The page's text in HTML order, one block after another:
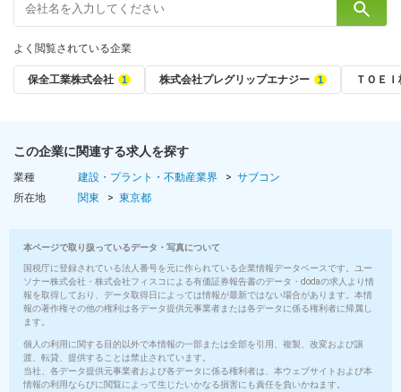
よく閲覧されている企業
保全工業株式会社 株式会社プレグリップエナジー ＴＯＥ
この企業に関連する求人を探す
業種 建設・プラント・不動産業界
サブコン
所在地
関東 東京都
本ページで取り扱っているデータ・写真について
国税庁に登録されている法人番号を元に作られている企業情報データベースです。ユー
ソナー株式会社・株式会社フィスコによる有価証券報告書のデータ・dodaの求人より情
報を取得しており、データ取得日によっては情報が最新ではない場合があります。本情
報の著作権その他の権利は各データ提供元事業者または各データに係る権利者に帰属し
ます。
個人の利用に関する目的以外で本情報の一部または全部を引用、複製、改変および譲
渡、転貸、提供することは禁止されています。
当社、各データ提供元事業者および各データに係る権利者は、本ウェブサイトおよび本
情報の利用ならびに閲覧によって生じたいかなる損害にも責任を負いかねます。